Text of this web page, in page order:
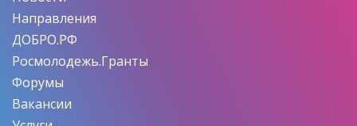
Направления
ДОБРО.РФ
Росмолодежь.Гранты
Форумы
Вакансии